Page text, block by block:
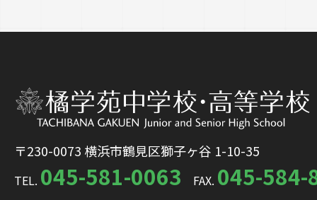
〒230-0073 横浜市鶴見区獅子ヶ谷 1-10-35
TEL. 045-581-0063 FAX. 045-584-